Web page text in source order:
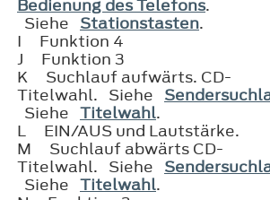
Bedienung des Telefons.
Siehe Stationstasten.
I
Funktion 4
J
Funktion 3
K
Suchlauf aufwärts. CD-
Titelwahl. Siehe
Siehe Titelwahl.
L
EIN/AUS und Lautstärke.
M
Suchlauf abwärts CD-
Titelwahl. Siehe
Siehe Titelwahl.